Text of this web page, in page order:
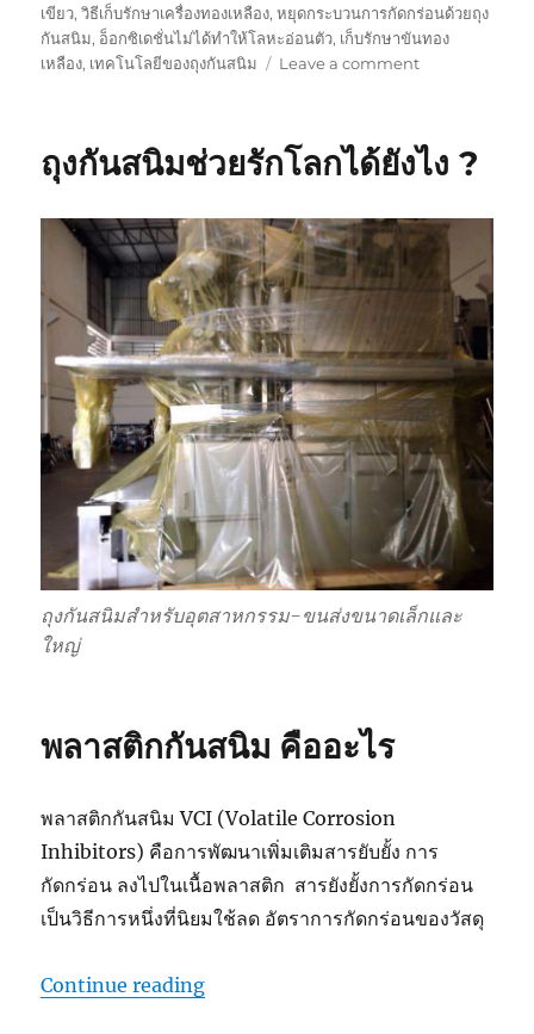
เขียว,วิธีเก็บรักษาเครื่องทองเหลือง,หยุดกระบวนการกัดกร่อนด้วยถุง
กันสนิม, อ็อกซิเดชั่นไม่ได้ทำให้โลหะอ่อนตัว, เก็บรักษาขันทอง
เหลือง, เทคโนโลยีของถุงกันสนิม Leave a commenton
ดี
ถุงกันสนิมช่วยรักโลกได้ยังไง ?
ถุงกันสนิมสำหรับอุตสาหกรรม-ขนส่งขนาดเล็กและ
ใหญ่
พลาสติกกันสนิม คืออะไร
พลาสติกกันสนิม VCI (Volatile Corrosion
Inhibitors) คือการพัฒนาเพิ่มเติมสารยับยั้ง การ
กัดกร่อน ลงไปในเนื้อพลาสติก สารยังยั้งการกัดกร่อน
เป็นวิธีการหนึ่งที่นิยมใช้ลด อัตราการกัดกร่อนของวัสดุ
Continue reading“ถุงกันสนิมช่วยรักโลกได้ยังไง ?”